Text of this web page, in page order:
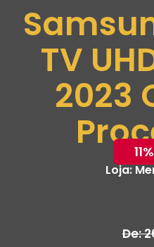
TV
2023
Loja:
De: